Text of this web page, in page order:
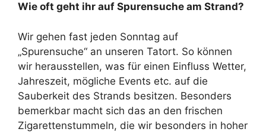
Wie oft geht ihr auf Spurensuche am Strand?
Wir gehen fast jeden Sonntag auf
„Spurensuche“ an unseren Tatort. So können
wir herausstellen, was für einen Einfluss Wetter,
Jahreszeit, mögliche Events etc. auf die
Sauberkeit des Strands besitzen. Besonders
bemerkbar macht sich das an den frischen
Zigarettenstummeln, die wir besonders in hoher